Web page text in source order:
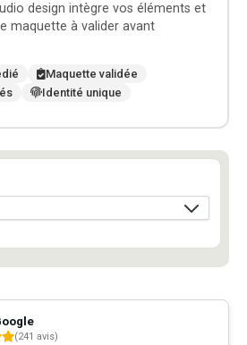
design intègre vos éléments et
maquette à valider avant
Maquette validée
Identité unique
(241 avis)